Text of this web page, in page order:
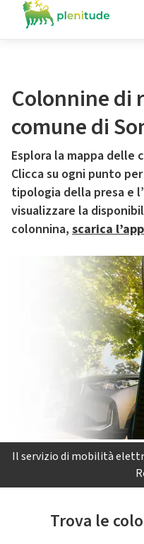
Colonnine di
comune di
Esplora la mappa
Clicca su ogni punto
tipologia della presa e
visualizzare la
colonnina, scarica
Il servizio di mobilità
Trova le